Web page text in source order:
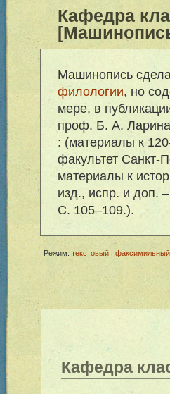
Кафедра
Машинопись
филологии, но
мере, в
проф. Б. А.
: (материалы к
факультет Санкт-
материалы к
изд., испр. и доп.
С. 105–109.).
Режим: текстовый| факсимильный
Кафедра